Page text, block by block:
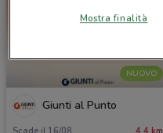
NUOVO
Giunti al Punto
Mostra finalità